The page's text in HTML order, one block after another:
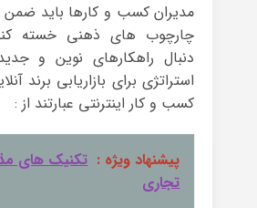
مدیران کسب و کارها باید
چارچوب های ذهنی خسته
دنبال راهکارهای نوین و
استراتژی برای بازاریابی برند
کسب و کار اینترنتی عبارتند از :
پیشنهاد ویژه : تکنیک های
تجاری